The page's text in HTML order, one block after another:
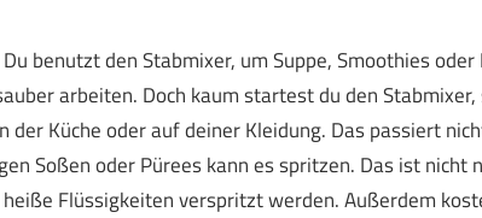
benutzt den Stabmixer, um Suppe, Smoothies
arbeiten. Doch kaum startest du den
der Küche oder auf deiner Kleidung. Das passiert
Soßen oder Pürees kann es spritzen. Das ist nicht
Flüssigkeiten verspritzt werden. Außerdem